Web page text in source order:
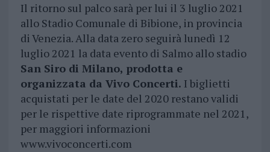
Il ritorno sul palco sarà per lui il 3 luglio 2021
allo Stadio Comunale di Bibione, in provincia
di Venezia. Alla data zero seguirà lunedì 12
luglio 2021 la data evento di Salmo allo stadio
San Siro di Milano, prodotta e
organizzata da Vivo Concerti. I biglietti
acquistati per le date del 2020 restano validi
per le rispettive date riprogrammate nel 2021,
per maggiori informazioni
www.vivoconcerti.com